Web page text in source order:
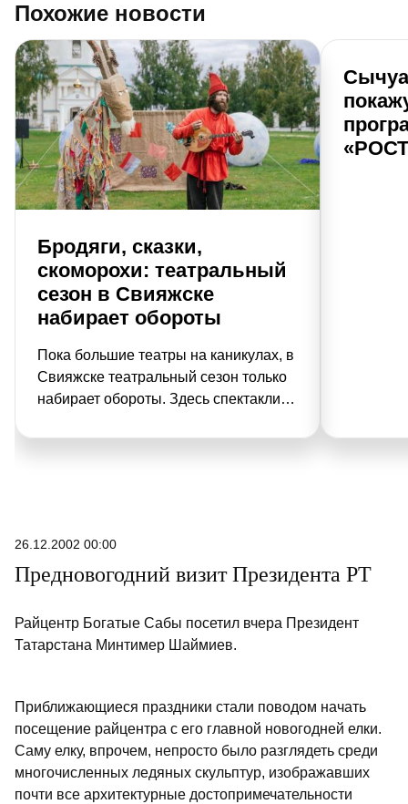
Похожие новости
Бродяги, сказки,
скоморохи: театральный
сезон в Свияжске
набирает обороты
Пока большие театры на каникулах, в
Свияжске театральный сезон только
набирает обороты. Здесь спектакли
привычных декораций –
26.12.2002 00:00
Предновогодний визит Президента РТ
Райцентр Богатые Сабы посетил вчера Президент
Татарстана Минтимер Шаймиев.
Приближающиеся праздники стали поводом начать
посещение райцентра с его главной новогодней елки.
Саму елку, впрочем, непросто было разглядеть среди
многочисленных ледяных скульптур, изображавших
почти все архитектурные достопримечательности